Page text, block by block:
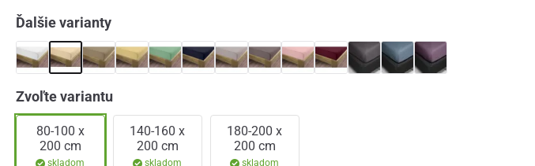
Ďalšie varianty
Zvoľte variantu
80-100 x
200 cm
skladom
140-160 x
200 cm
skladom
180-200 x
200 cm
skladom